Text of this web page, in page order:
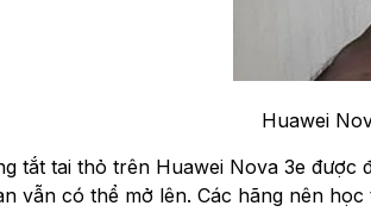
Huawei
tắt tai thỏ trên Huawei Nova 3e
vẫn có thể mở lên. Các hãng nên